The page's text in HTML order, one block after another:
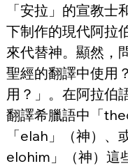
「安拉」的宣教
下制作的現代阿拉
來代替神。顯然，
聖經的翻譯中使用
用？」。在阿拉伯
翻譯希臘語中「
「elah」（神）
elohim」（神）這